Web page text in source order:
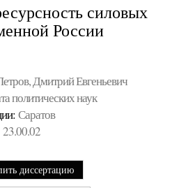
силовых
России
Дмитрий Евгеньевич
политических наук
Саратов
23.00.02
диссертацию